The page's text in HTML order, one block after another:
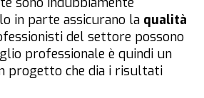
in parte assicurano la qualità
del settore possono
professionale è quindi un
progetto che dia i risultati